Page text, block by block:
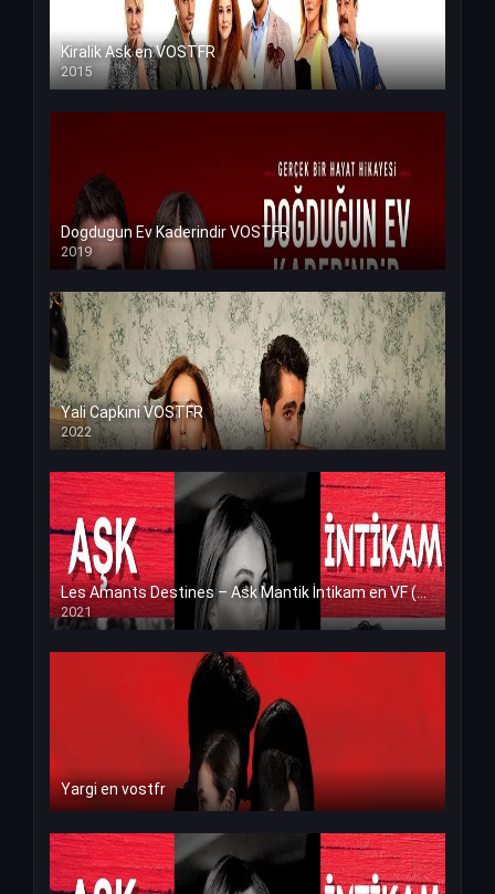
Kiralik Ask en VOSTFR
2015
Dogdugun Ev Kaderindir VOSTFR
2019
Yali Capkini VOSTFR
2022
Les Amants Destines – Ask Mantik İntikam en VF (Voix Francaise)
2021
Yargi en vostfr